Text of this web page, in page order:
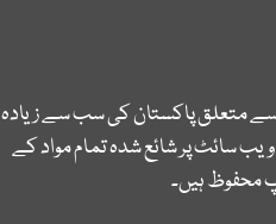
سے متعلق پاکستان کی سب سے زیادہ
سائٹ پر شائع شدہ تمام مواد کے
محفوظ ہیں۔